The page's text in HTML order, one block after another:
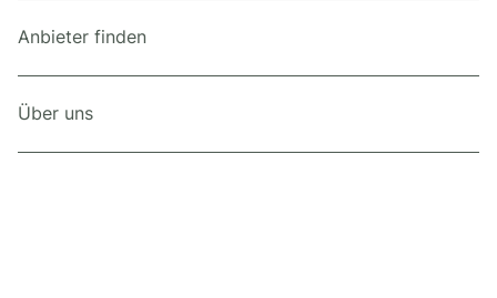
Anbieter finden
Über uns